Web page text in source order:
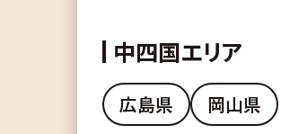
中四国エリア
広島県 岡山県